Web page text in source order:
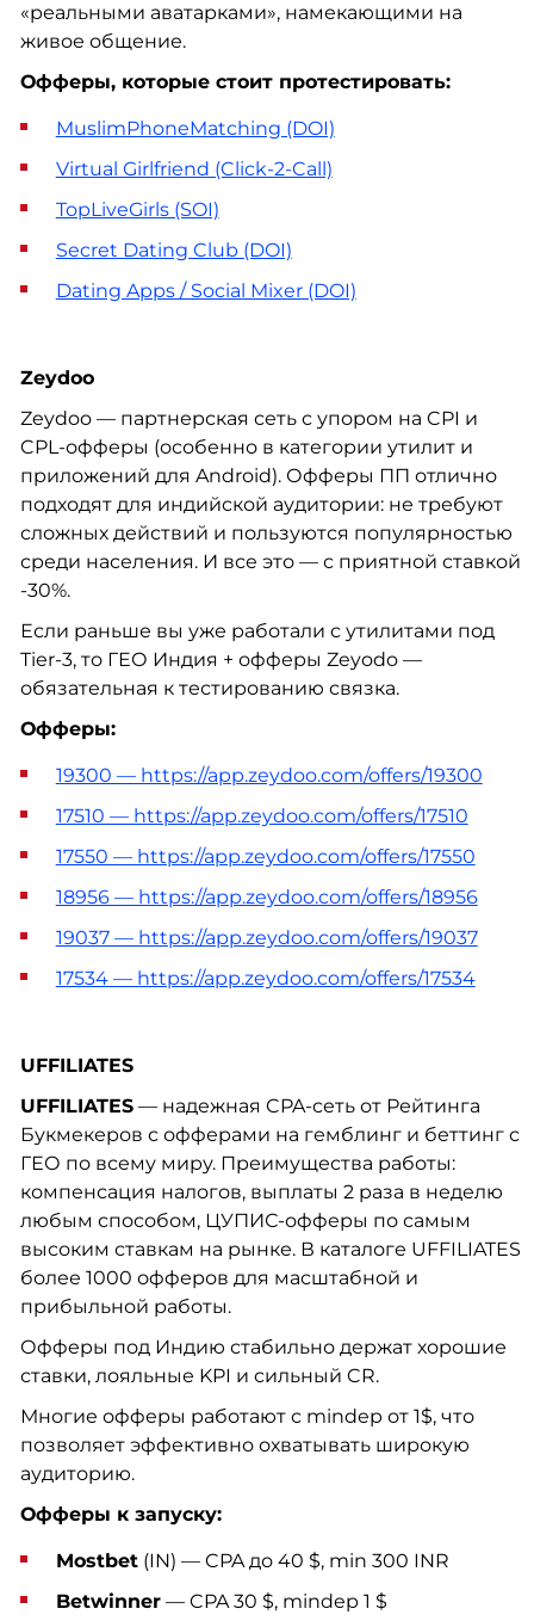
«реальными аватарками», намекающими на
живое общение.
Офферы, которые стоит протестировать:
MuslimPhoneMatching (DOI)
Virtual Girlfriend (Click-2-Call)
TopLiveGirls (SOI)
Secret Dating Club (DOI)
Dating Apps / Social Mixer (DOI)
Zeydoo
Zeydoo — партнерская сеть с упором на CPI и
CPL-офферы (особенно в категории утилит и
приложений для Android). Офферы ПП отлично
подходят для индийской аудитории: не требуют
сложных действий и пользуются популярностью
среди населения. И все это — с приятной ставкой
-30%.
Если раньше вы уже работали с утилитами под
Tier-3, то ГЕО Индия + офферы Zeyodo —
обязательная к тестированию связка.
Офферы:
19300 — https://app.zeydoo.com/offers/19300
17510 — https://app.zeydoo.com/offers/17510
17550 — https://app.zeydoo.com/offers/17550
18956 — https://app.zeydoo.com/offers/18956
19037 — https://app.zeydoo.com/offers/19037
17534 — https://app.zeydoo.com/offers/17534
UFFILIATES
UFFILIATES— надежная CPA-сеть от Рейтинга
Букмекеров с офферами на гемблинг и беттинг с
ГЕО по всему миру. Преимущества работы:
компенсация налогов, выплаты 2 раза в неделю
любым способом, ЦУПИС-офферы по самым
высоким ставкам на рынке. В каталоге UFFILIATES
более 1000 офферов для масштабной и
прибыльной работы.
Офферы под Индию стабильно держат хорошие
ставки, лояльные KPI и сильный CR.
Многие офферы работают с mindep от 1$, что
позволяет эффективно охватывать широкую
аудиторию.
Офферы к запуску:
Mostbet(IN) — CPA до 40 $, min 300 INR
Betwinner— CPA 30 $, mindep 1 $